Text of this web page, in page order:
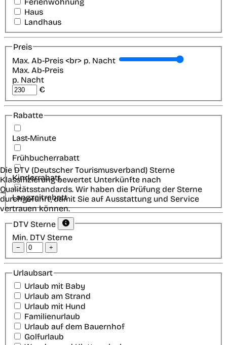
Haus
Landhaus
Preis
Max. Ab-Preis <br> p. Nacht
Max. Ab-Preis
p. Nacht
€
Rabatte
Last-Minute
Frühbucherrabatt
Kinderrabatt
Langzeitrabatt
DTV Sterne
Min. DTV Sterne
− +
Die DTV (Deutscher Tourismusverband) Sterne
Klassifizierung bewertet Unterkünfte nach
Qualitätsstandards. Wir haben die Prüfung der Sterne
durchgeführt, damit Sie auf Ausstattung und Service
vertrauen können.
Urlaubsart
Urlaub mit Baby
Urlaub am Strand
Urlaub mit Hund
Familienurlaub
Urlaub auf dem Bauernhof
Golfurlaub